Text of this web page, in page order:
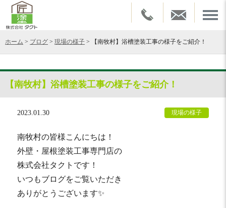
ホーム > ブログ > 現場の様子 > 【南牧村】浴槽塗装工事の様子をご紹介！
【南牧村】浴槽塗装工事の様子をご紹介！
2023.01.30 現場の様子
南牧村の皆様こんにちは！
外壁・屋根塗装工事専門店の
株式会社タクトです！
いつもブログをご覧いただき
ありがとうございます✨